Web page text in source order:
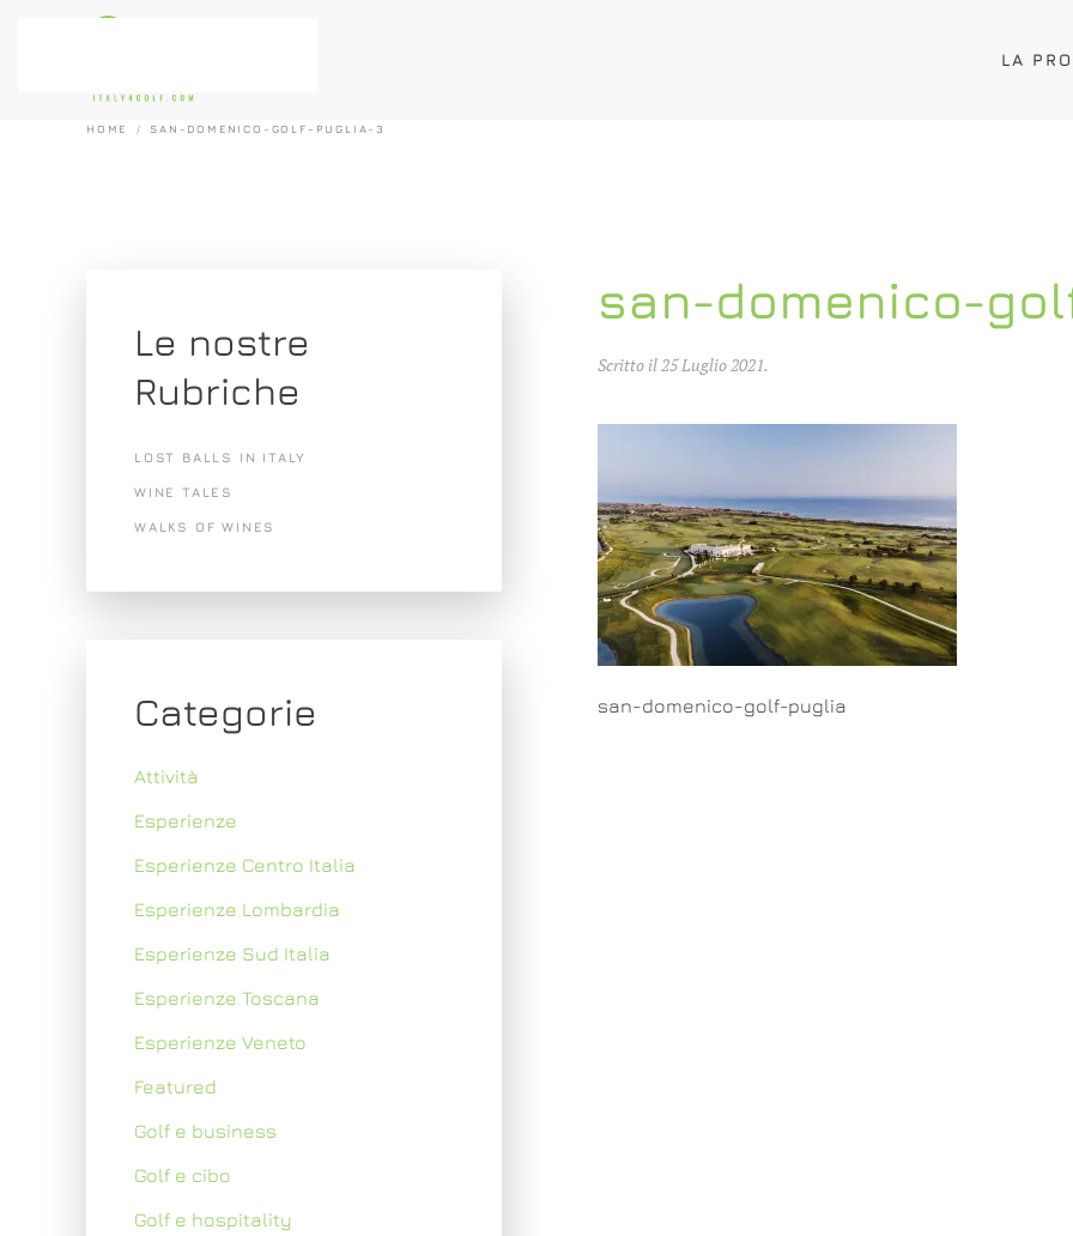
LA
HOME SAN-DOMENICO-GOLF-PUGLIA-3
san-domenico-
Scritto il25 Luglio 2021.
san-domenico-golf-puglia
Le nostre
Rubriche
LOST BALLS IN ITALY
WINE TALES
WALKS OF WINES
Categorie
Attività
Esperienze
Esperienze Centro Italia
Esperienze Lombardia
Esperienze Sud Italia
Esperienze Toscana
Esperienze Veneto
Featured
Golf e business
Golf e cibo
Golf e hospitality